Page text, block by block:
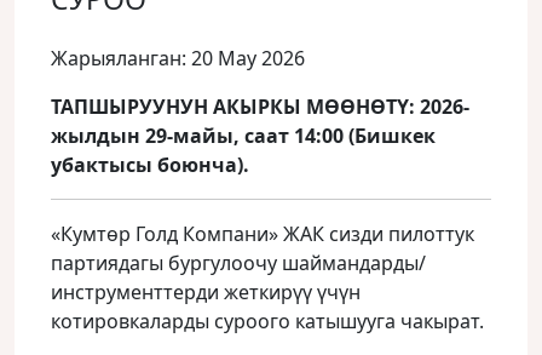
Жарыяланган: 20 May 2026
ТАПШЫРУУНУН АКЫРКЫ МӨӨНӨТҮ: 2026-
жылдын 29-майы, саат 14:00 (Бишкек
убактысы боюнча).
«Кумтөр Голд Компани» ЖАК сизди пилоттук
партиядагы бургулоочу шаймандарды/
инструменттерди жеткирүү үчүн
котировкаларды суроого катышууга чакырат.